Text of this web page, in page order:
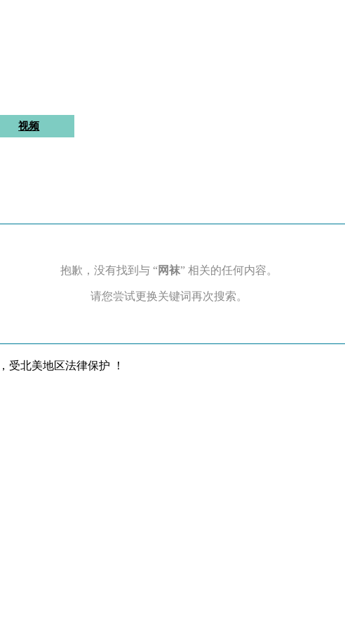
视频
抱歉，没有找到与 “网袜” 相关的任何内容。
请您尝试更换关键词再次搜索。
受北美地区法律保护 ！